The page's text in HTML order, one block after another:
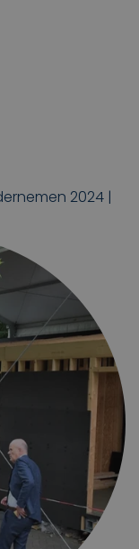
2024 |